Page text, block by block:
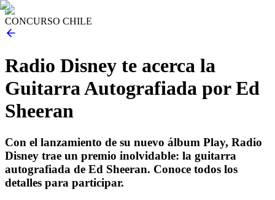
CONCURSO CHILE
Radio Disney te acerca la
Guitarra Autografiada por Ed
Sheeran
Con el lanzamiento de su nuevo álbum Play, Radio
Disney trae un premio inolvidable: la guitarra
autografiada de Ed Sheeran. Conoce todos los
detalles para participar.